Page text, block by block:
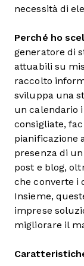
necessità di
Perché ho
generatore di
attuabili su
raccolto
sviluppa una
un calendario
consigliate,
pianificazione
presenza di
post e blog,
che converte i
Insieme,
imprese
migliorare il